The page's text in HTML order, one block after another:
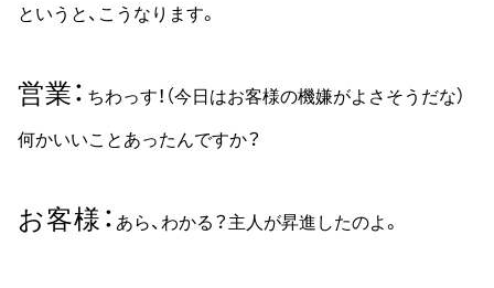
というと、こうなります。
営業 ちわっす！（今日はお客様の機嫌がよさそうだな）
何かいいことあったんですか？
お客様 あら、わかる？主人が昇進したのよ。